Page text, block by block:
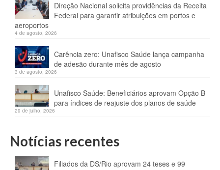
Direção Nacional solicita providências da Receita
Federal para garantir atribuições em portos e
aeroportos
4 de agosto, 2026
Carência zero: Unafisco Saúde lança campanha
de adesão durante mês de agosto
3 de agosto, 2026
Unafisco Saúde: Beneficiários aprovam Opção B
para índices de reajuste dos planos de saúde
29 de julho, 2026
Notícias recentes
Filiados da DS/Rio aprovam 24 teses e 99